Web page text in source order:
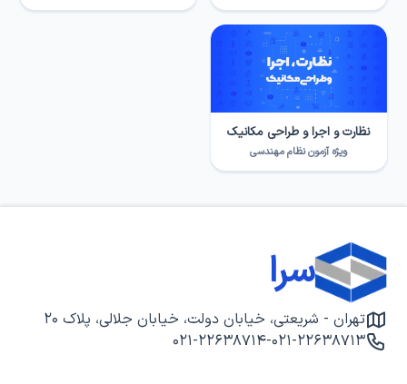
نظارت و اجرا و طراحی مکانیک
ویژه آزمون نظام مهندسی
سرا
تهران - شریعتی، خیابان دولت، خیابان جلالی، پلاک ۲۰
۰۲۱-۲۲۶۳۸۷۱۳-۰۲۱-۲۲۶۳۸۷۱۴